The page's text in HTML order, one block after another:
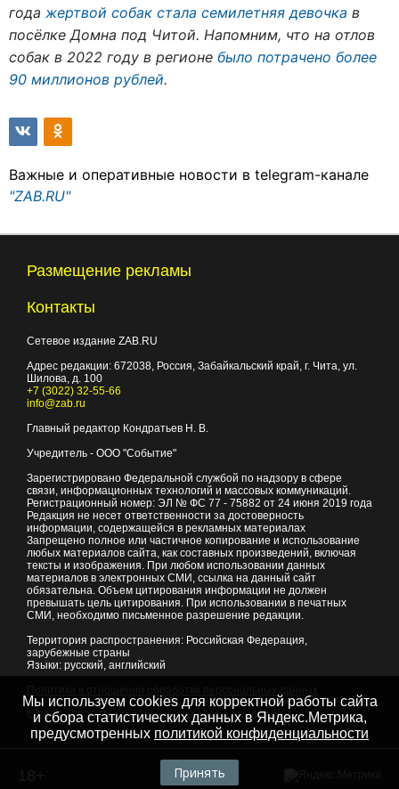
года жертвой собак стала семилетняя девочка в
посёлке Домна под Читой. Напомним, что на отлов
собак в 2022 году в регионе было потрачено более
90 миллионов рублей.
Важные и оперативные новости в telegram-канале
"ZAB.RU"
Размещение рекламы
Контакты
Сетевое издание ZAB.RU
Адрес редакции: 672038 , Россия, Забайкальский край, г. Чита ул.
Шилова, д. 100
+7 (3022) 32-55-66
info@zab.ru
Главный редактор Кондратьев Н. В.
Учредитель - ООО "Событие"
Зарегистрировано Федеральной службой по надзору в сфере
связи, информационных технологий и массовых коммуникаций.
Регистрационный номер: ЭЛ № ФС 77 - 75882 от 24 июня 2019 года
Редакция не несет ответственности за достоверность
информации, содержащейся в рекламных материалах
Запрещено полное или частичное копирование и использование
любых материалов сайта, как составных произведений, включая
тексты и изображения. При любом использовании данных
материалов в электронных СМИ, ссылка на данный сайт
обязательна. Объем цитирования информации не должен
превышать цель цитирования. При использовании в печатных
СМИ, необходимо письменное разрешение редакции.
Территория распространения: Российская Федерация,
зарубежные страны
Языки: русский, английский
© 2007 - 2026Портал Читы и Забайкальского края
Мы используем cookies для корректной работы сайта
и сбора статистических данных в Яндекс.Метрика,
предусмотренных политикой конфиденциальности
Принять